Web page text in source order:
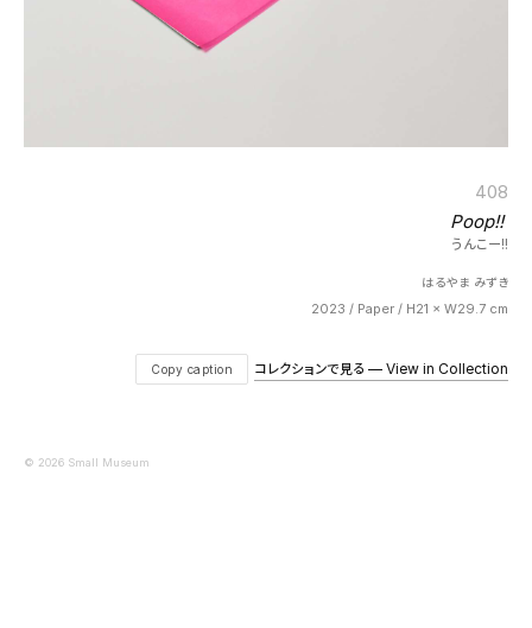
408
Poop!!
うんこー!!
はるやま みずき
2023 / Paper / H21 × W29.7 cm
Copy caption コレクションで見る — View in Collection
© 2026 Small Museum